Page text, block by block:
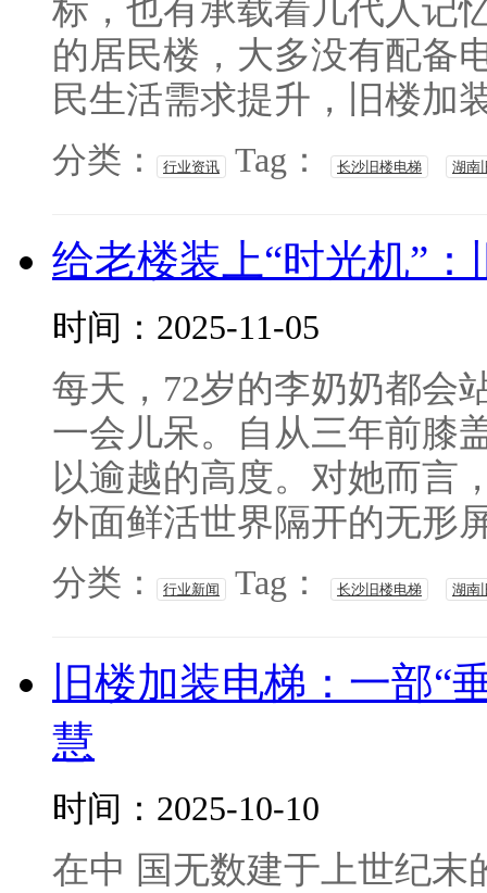
标，也有承载着几代人记
的居民楼，大多没有配备
民生活需求提升，旧楼加
分类： 行业资讯 Tag： 长沙旧楼电梯 湖南
给老楼装上“时光机”
时间：2025-11-05
每天，72岁的李奶奶都会
一会儿呆。自从三年前膝
以逾越的高度。对她而言
外面鲜活世界隔开的无形
分类： 行业新闻 Tag： 长沙旧楼电梯 湖南
旧楼加装电梯：一部“
慧
时间：2025-10-10
在中 国无数建于上世纪末